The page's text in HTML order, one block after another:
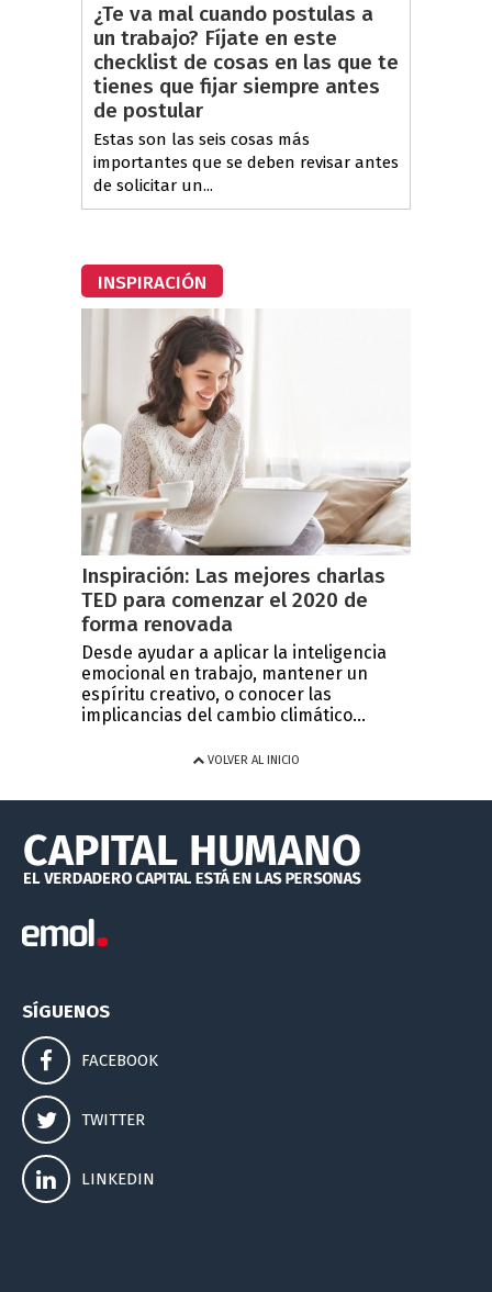
¿Te va mal cuando postulas a
un trabajo? Fíjate en este
checklist de cosas en las que te
tienes que fijar siempre antes
de postular
Estas son las seis cosas más
importantes que se deben revisar antes
de solicitar un...
INSPIRACIÓN
Inspiración: Las mejores charlas
TED para comenzar el 2020 de
forma renovada
Desde ayudar a aplicar la inteligencia
emocional en trabajo, mantener un
espíritu creativo, o conocer las
implicancias del cambio climático...
VOLVER AL INICIO
SÍGUENOS
FACEBOOK
TWITTER
LINKEDIN